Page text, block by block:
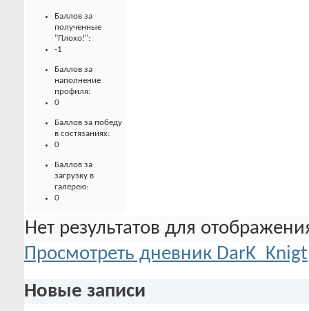
Баллов за
полученные
"Плохо!":
-1
Баллов за
наполнение
профиля:
0
Баллов за победу
в состязаниях:
0
Баллов за
загрузку в
галерею:
0
Нет результатов для
Просмотреть дневник DarK_Knigt
Новые записи